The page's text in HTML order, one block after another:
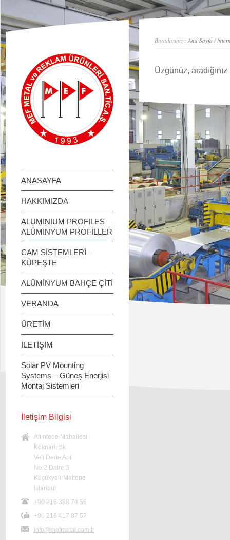
займ онлайн
ANASAYFA
HAKKIMIZDA
ALUMINIUM PROFILES –
ALÜMİNYUM PROFİLLER
CAM SİSTEMLERİ –
KÜPEŞTE
ALÜMİNYUM BAHÇE ÇİTİ
VERANDA
ÜRETİM
İLETİŞİM
Solar PV Mounting
Systems – Güneş Enerjisi
Montaj Sistemleri
İletişim Bilgisi
Altıntepe Mahallesi
Köknarlı Sk.
Veli Dede Apt.
No:2 Daire:3
Küçükyalı-Maltepe
İstanbul
+90 216 388 74 56
+90 216 417 87 57
info@mefmetal.com.tr
Buradasınız :Ana Sayfa /
Üzgünüz,